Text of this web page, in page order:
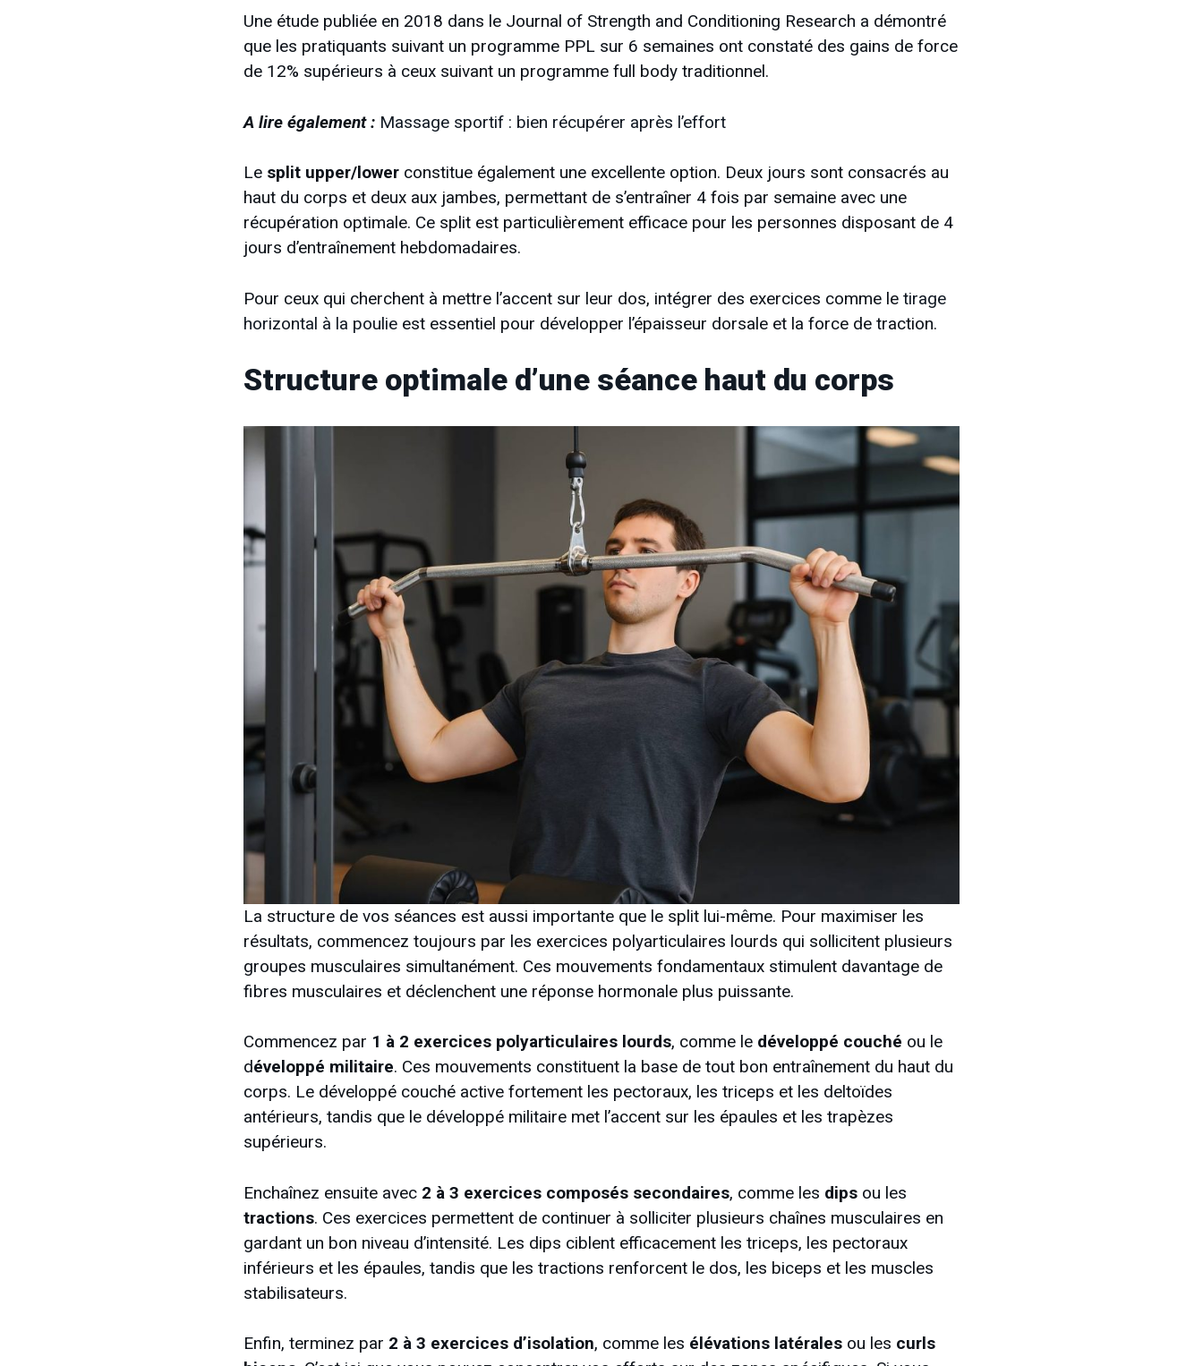
Une étude publiée en 2018 dans le Journal of Strength and Conditioning Research a démontré
que les pratiquants suivant un programme PPL sur 6 semaines ont constaté des gains de force
de 12% supérieurs à ceux suivant un programme full body traditionnel.
A lire également : Massage sportif : bien récupérer après l’effort
Le split upper/lower constitue également une excellente option. Deux jours sont consacrés au
haut du corps et deux aux jambes, permettant de s’entraîner 4 fois par semaine avec une
récupération optimale. Ce split est particulièrement efficace pour les personnes disposant de 4
jours d’entraînement hebdomadaires.
Pour ceux qui cherchent à mettre l’accent sur leur dos, intégrer des exercices comme le tirage
horizontal à la poulie est essentiel pour développer l’épaisseur dorsale et la force de traction.
Structure optimale d’une séance haut du corps
La structure de vos séances est aussi importante que le split lui-même. Pour maximiser les
résultats, commencez toujours par les exercices polyarticulaires lourds qui sollicitent plusieurs
groupes musculaires simultanément. Ces mouvements fondamentaux stimulent davantage de
fibres musculaires et déclenchent une réponse hormonale plus puissante.
Commencez par 1 à 2 exercices polyarticulaires lourds, comme le développé couché ou le
développé militaire. Ces mouvements constituent la base de tout bon entraînement du haut du
corps. Le développé couché active fortement les pectoraux, les triceps et les deltoïdes
antérieurs, tandis que le développé militaire met l’accent sur les épaules et les trapèzes
supérieurs.
Enchaînez ensuite avec 2 à 3 exercices composés secondaires, comme les dips ou les
tractions. Ces exercices permettent de continuer à solliciter plusieurs chaînes musculaires en
gardant un bon niveau d’intensité. Les dips ciblent efficacement les triceps, les pectoraux
inférieurs et les épaules, tandis que les tractions renforcent le dos, les biceps et les muscles
stabilisateurs.
Enfin, terminez par 2 à 3 exercices d’isolation, comme les élévations latérales ou les curls